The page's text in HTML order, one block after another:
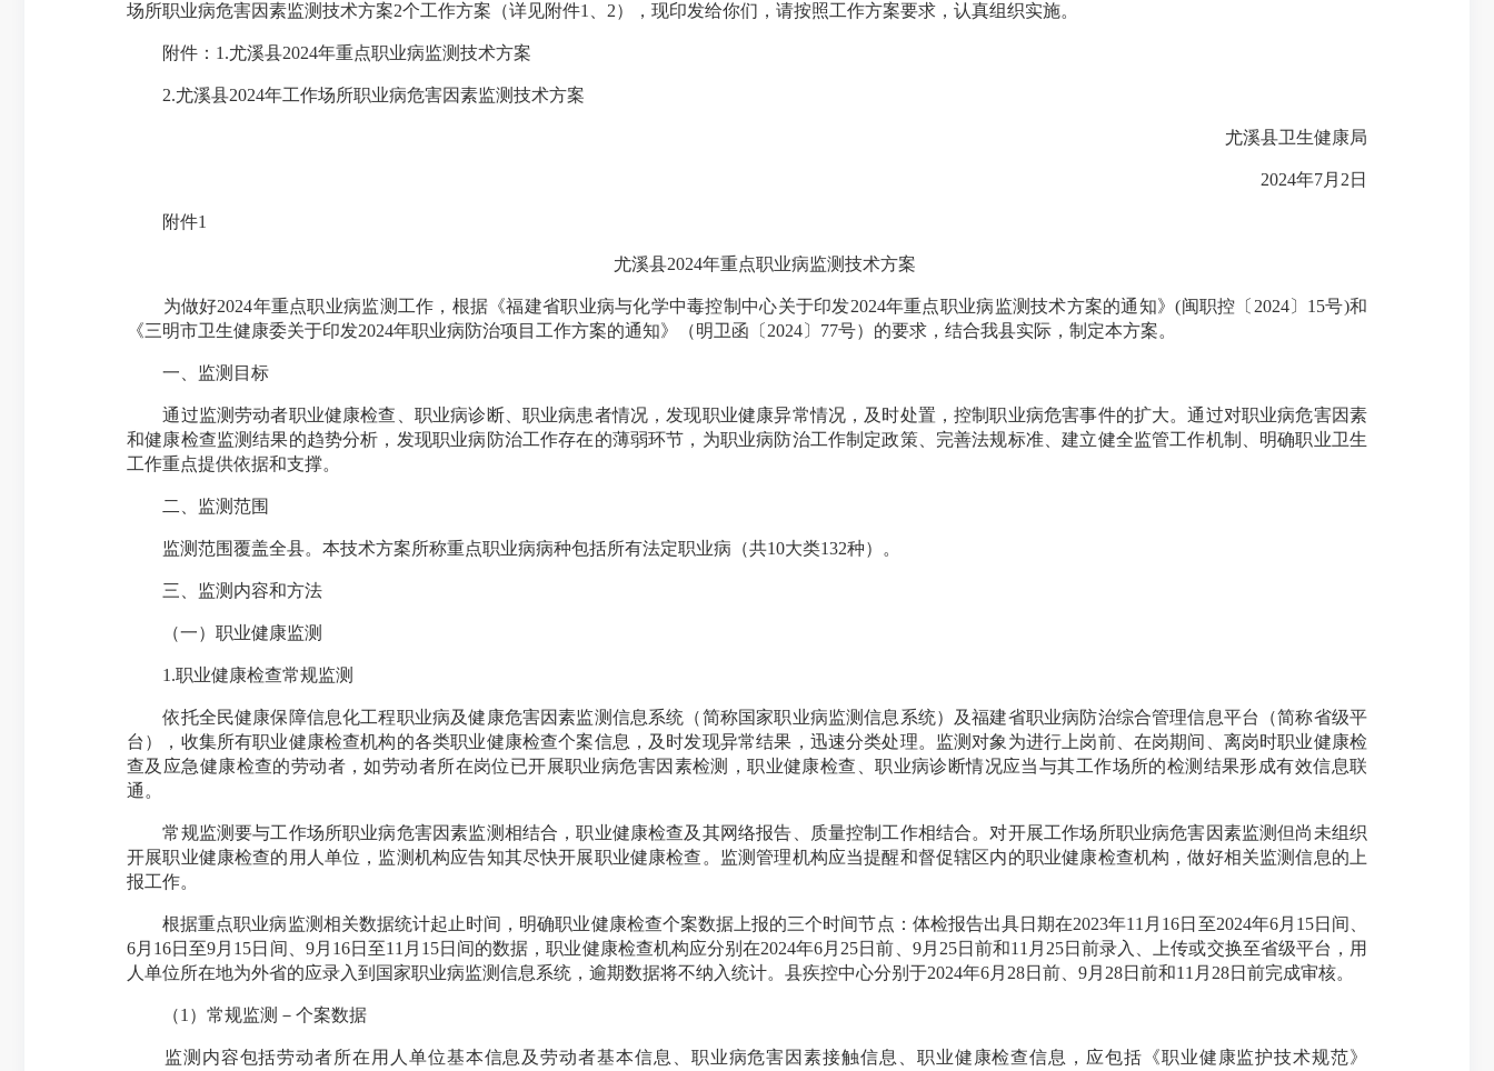
场所职业病危害因素监测技术方案2个工作方案（详见附件1、2），现印发给你们，请按照工作方案要求，认真组织实施。
附件：1.尤溪县2024年重点职业病监测技术方案
2.尤溪县2024年工作场所职业病危害因素监测技术方案
尤溪县卫生健康局
2024年7月2日
附件1
尤溪县2024年重点职业病监测技术方案
为做好2024年重点职业病监测工作，根据《福建省职业病与化学中毒控制中心关于印发2024年重点职业病监测技术方案的通知》(闽职控〔2024〕15号)和
《三明市卫生健康委关于印发2024年职业病防治项目工作方案的通知》（明卫函〔2024〕77号）的要求，结合我县实际，制定本方案。
一、监测目标
通过监测劳动者职业健康检查、职业病诊断、职业病患者情况，发现职业健康异常情况，及时处置，控制职业病危害事件的扩大。通过对职业病危害因素
和健康检查监测结果的趋势分析，发现职业病防治工作存在的薄弱环节，为职业病防治工作制定政策、完善法规标准、建立健全监管工作机制、明确职业卫生
工作重点提供依据和支撑。
二、监测范围
监测范围覆盖全县。本技术方案所称重点职业病病种包括所有法定职业病（共10大类132种）。
三、监测内容和方法
（一）职业健康监测
1.职业健康检查常规监测
依托全民健康保障信息化工程职业病及健康危害因素监测信息系统（简称国家职业病监测信息系统）及福建省职业病防治综合管理信息平台（简称省级平
台），收集所有职业健康检查机构的各类职业健康检查个案信息，及时发现异常结果，迅速分类处理。监测对象为进行上岗前、在岗期间、离岗时职业健康检
查及应急健康检查的劳动者，如劳动者所在岗位已开展职业病危害因素检测，职业健康检查、职业病诊断情况应当与其工作场所的检测结果形成有效信息联
通。
常规监测要与工作场所职业病危害因素监测相结合，职业健康检查及其网络报告、质量控制工作相结合。对开展工作场所职业病危害因素监测但尚未组织
开展职业健康检查的用人单位，监测机构应告知其尽快开展职业健康检查。监测管理机构应当提醒和督促辖区内的职业健康检查机构，做好相关监测信息的上
报工作。
根据重点职业病监测相关数据统计起止时间，明确职业健康检查个案数据上报的三个时间节点：体检报告出具日期在2023年11月16日至2024年6月15日间、
6月16日至9月15日间、9月16日至11月15日间的数据，职业健康检查机构应分别在2024年6月25日前、9月25日前和11月25日前录入、上传或交换至省级平台，用
人单位所在地为外省的应录入到国家职业病监测信息系统，逾期数据将不纳入统计。县疾控中心分别于2024年6月28日前、9月28日前和11月28日前完成审核。
（1）常规监测－个案数据
监测内容包括劳动者所在用人单位基本信息及劳动者基本信息、职业病危害因素接触信息、职业健康检查信息，应包括《职业健康监护技术规范》